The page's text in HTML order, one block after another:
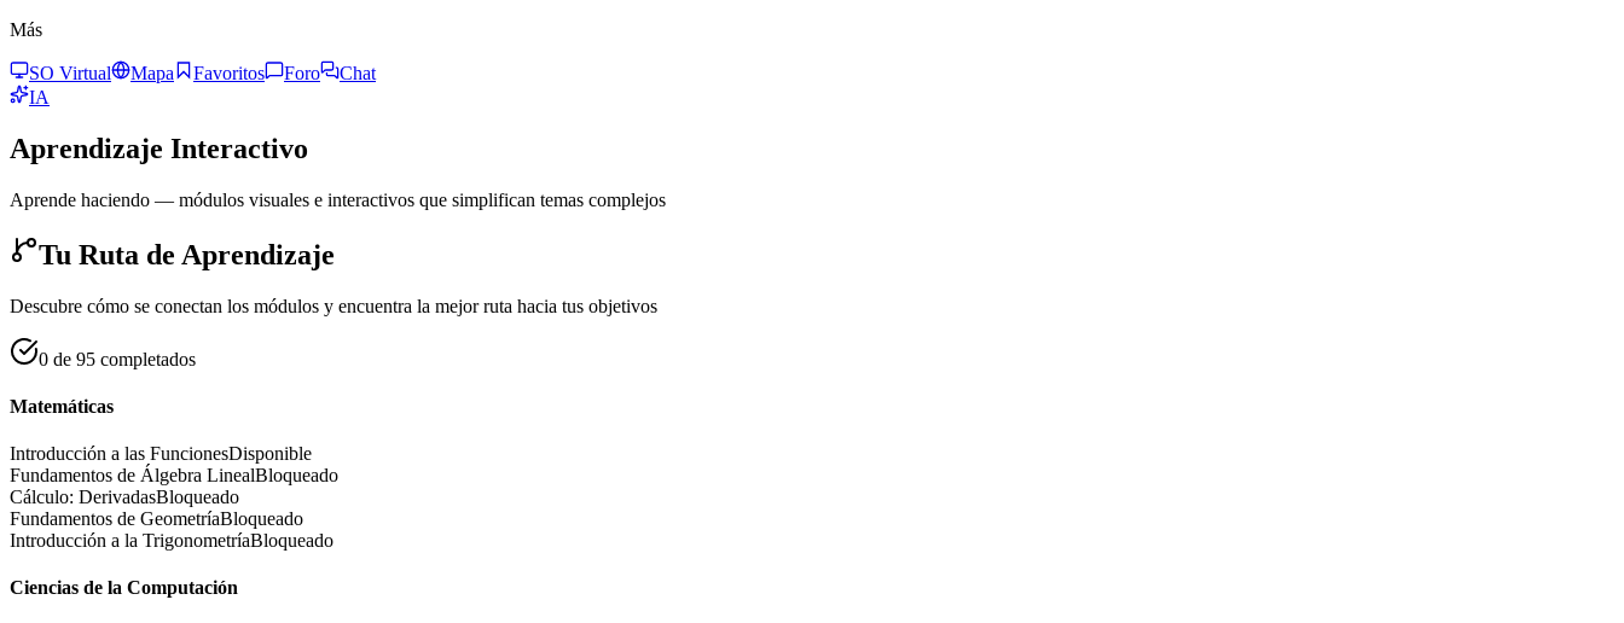
Más
SO Virtual Mapa Favoritos Foro
Chat
IA
Aprendizaje Interactivo
Aprende haciendo — módulos visuales e interactivos que simplifican temas complejos
Tu Ruta de Aprendizaje
Descubre cómo se conectan los módulos y encuentra la mejor ruta hacia tus objetivos
0 de 95 completados
Matemáticas
Introducción a las FuncionesDisponible
Fundamentos de Álgebra LinealBloqueado
Cálculo: DerivadasBloqueado
Fundamentos de GeometríaBloqueado
Introducción a la TrigonometríaBloqueado
Ciencias de la Computación